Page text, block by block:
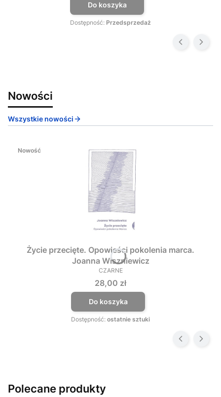
Do koszyka
Dostępność: Przedsprzedaż
Nowości
Wszystkie nowości
Nowość
Życie przecięte. Opowieści pokolenia marca.
Joanna Wiszniewicz
PRODUCENT
CZARNE
Cena
28,00 zł
Do koszyka
Dostępność: ostatnie sztuki
Polecane produkty